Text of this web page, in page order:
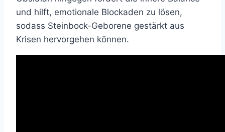
und hilft, emotionale Blockaden zu lösen,
sodass Steinbock-Geborene gestärkt aus
Krisen hervorgehen können.